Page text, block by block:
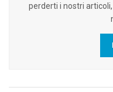
perderti i nostri